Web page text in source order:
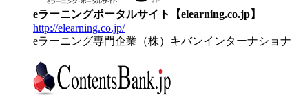
eラーニングポータルサイト【elearning.co.jp】
http://elearning.co.jp/
eラーニング専門企業（株）キバンインターナショ